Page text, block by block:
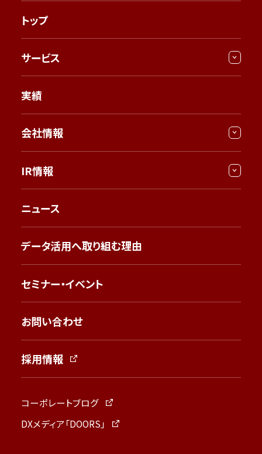
トップ
サービス
実績
会社情報
IR情報
ニュース
データ活用へ取り組む理由
セミナー・イベント
お問い合わせ
採用情報
コーポレートブログ
DXメディア「DOORS」